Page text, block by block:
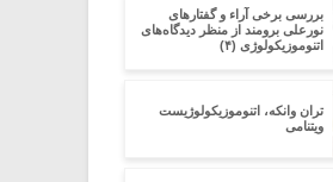
بررسی برخی آراء و گفتارهای
نورعلی برومند از منظر دیدگاه‌های
اتنوموزیکولوژی (۴)
تران وانکه، اتنوموزیکولوژیست
ویتنامی